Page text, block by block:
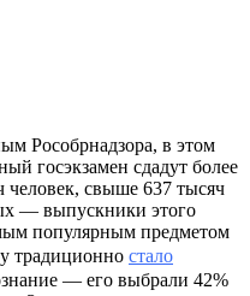
Рособрнадзора, в этом
госэкзамен сдадут более
человек, свыше 637 тысяч
— выпускники этого
популярным предметом
традиционно стало
— его выбрали 42%